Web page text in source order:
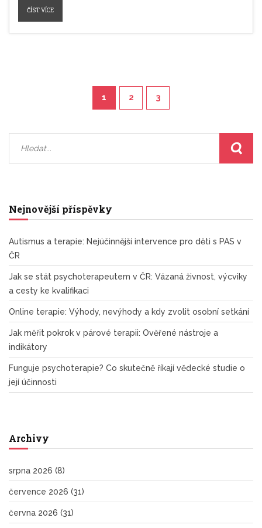
ČÍST VÍCE
1 2 3
Nejnovější příspěvky
Autismus a terapie: Nejúčinnější intervence pro děti s PAS v
ČR
Jak se stát psychoterapeutem v ČR: Vázaná živnost, výcviky
a cesty ke kvalifikaci
Online terapie: Výhody, nevýhody a kdy zvolit osobní setkání
Jak měřit pokrok v párové terapii: Ověřené nástroje a
indikátory
Funguje psychoterapie? Co skutečně říkají vědecké studie o
její účinnosti
Archivy
srpna 2026 (8)
července 2026 (31)
června 2026 (31)